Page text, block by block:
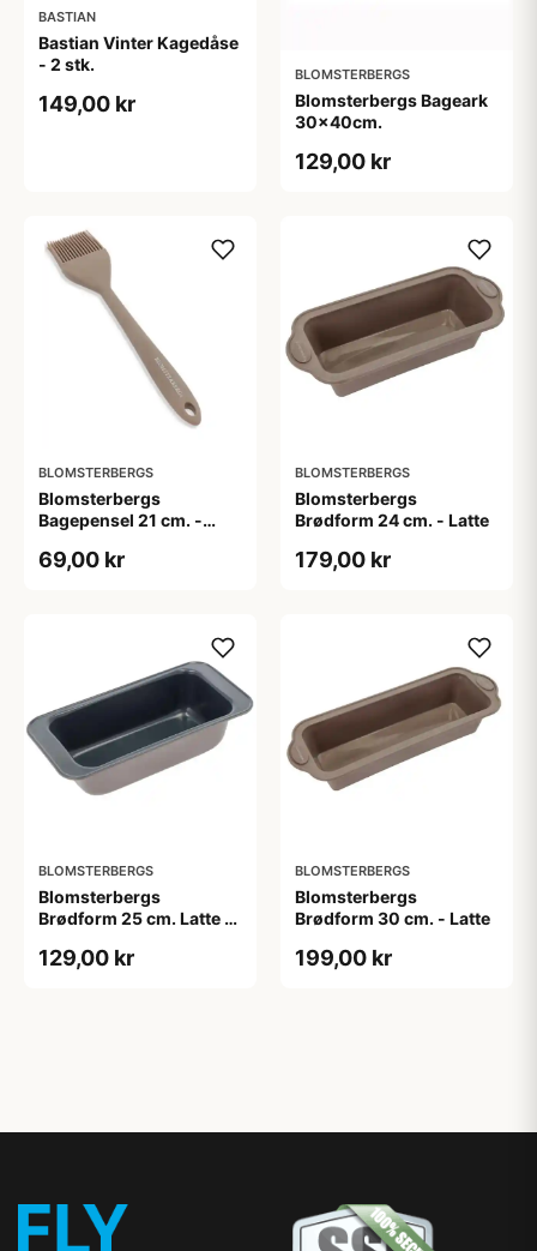
BASTIAN
Bastian Vinter Kagedåse
- 2 stk.
149,00 kr
BLOMSTERBERGS
Blomsterbergs Bageark
30x40cm.
129,00 kr
BLOMSTERBERGS
Blomsterbergs
Bagepensel 21 cm. -
69,00 kr
BLOMSTERBERGS
Blomsterbergs
Brødform 24 cm. - Latte
179,00 kr
BLOMSTERBERGS
Blomsterbergs
Brødform 25 cm. Latte -
129,00 kr
BLOMSTERBERGS
Blomsterbergs
Brødform 30 cm. - Latte
199,00 kr